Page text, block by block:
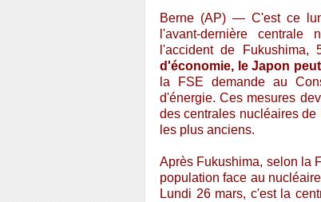
Berne (AP) — C'est ce
l'avant-dernière
l'accident de Fukushima,
d'économie, le Japon
la FSE demande au
d'énergie. Ces mesures
des centrales nucléaires
les plus anciens.
Après Fukushima, selon la
population face au
Lundi 26 mars, c'est la